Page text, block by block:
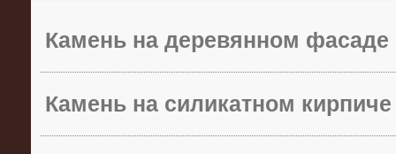
Камень на деревянном фасаде
Камень на силикатном кирпиче